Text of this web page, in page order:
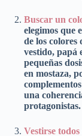
Buscar un
elegimos que
de los colores
vestido, papá
pequeñas
en mostaza,
una
protagonistas.
Vestirse